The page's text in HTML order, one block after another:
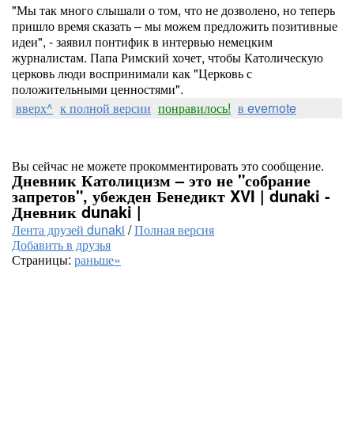
"Мы так много слышали о том, что не дозволено, но теперь
пришло время сказать – мы можем предложить позитивные
идеи", - заявил понтифик в интервью немецким
журналистам. Папа Римский хочет, чтобы Католическую
церковь люди воспринимали как "Церковь с
положительными ценностями".
вверх^ к полной версии понравилось! в evernote
Вы сейчас не можете прокомментировать это сообщение.
Дневник Католицизм – это не "собрание
запретов", убежден Бенедикт XVI | dunaki -
Дневник dunaki |
Лента друзей dunaki /Полная версия
Добавить в друзья
Страницы: раньше»